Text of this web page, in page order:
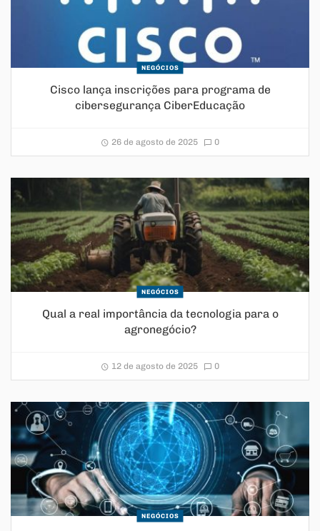
NEGÓCIOS
Cisco lança inscrições para programa de
cibersegurança CiberEducação
26 de agosto de 2025 0
NEGÓCIOS
Qual a real importância da tecnologia para o
agronegócio?
12 de agosto de 2025 0
NEGÓCIOS